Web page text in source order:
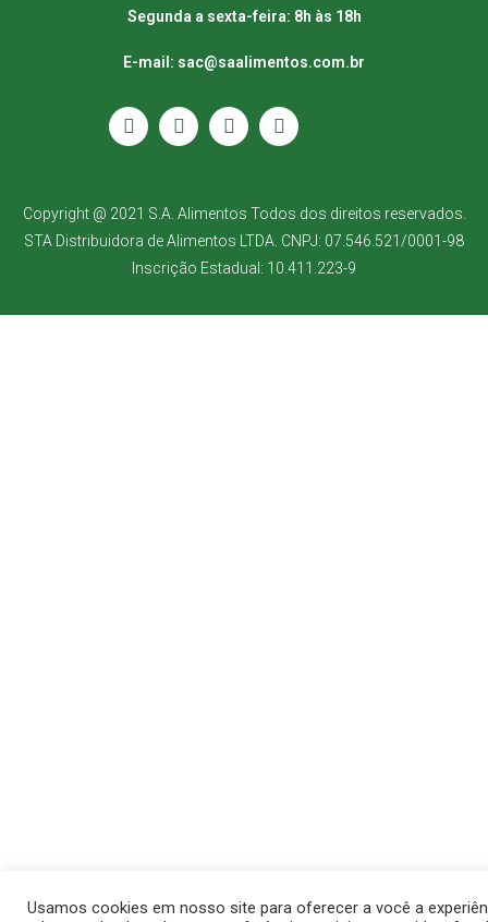
Segunda a sexta-feira: 8h às 18h
E-mail: sac@saalimentos.com.br
Copyright @ 2021 S.A. Alimentos Todos dos direitos reservados.
STA Distribuidora de Alimentos LTDA. CNPJ: 07.546.521/0001-98
Inscrição Estadual: 10.411.223-9
Usamos cookies em nosso site para oferecer a você a